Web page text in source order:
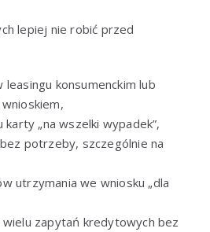
lepiej nie robić przed
leasingu konsumenckim lub
karty „na wszelki wypadek”,
potrzeby, szczególnie na
utrzymania we wniosku „dla
wielu zapytań kredytowych bez